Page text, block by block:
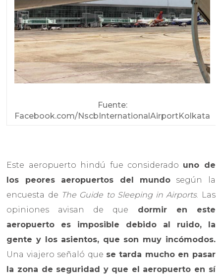
Fuente:
Facebook.com/NscbInternationalAirportKolkata
Este aeropuerto hindú fue considerado uno de
los peores aeropuertos del mundosegún la
encuesta de The Guide to Sleeping in Airports. Las
opiniones avisan de que dormir en este
aeropuerto es imposible debido al ruido, la
gente y los asientos, que son muy incómodos.
Una viajero señaló que se tarda mucho en pasar
la zona de seguridad y que el aeropuerto en sí